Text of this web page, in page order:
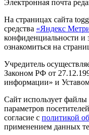
Электронная почта
На страницах сайта
средства «Яндекс
конфиденциальности
ознакомиться на
Учредитель
Законом РФ от
информации» и
Сайт использует
параметров
согласие с политикой
применением данных